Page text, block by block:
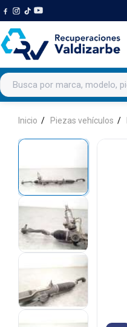
Buscar productos
Inicio Piezas vehículos